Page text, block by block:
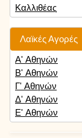
Καλλιθέας
Λαϊκές Αγορές
Α' Αθηνών
Β' Αθηνών
Γ' Αθηνών
Δ' Αθηνών
Ε' Αθηνών